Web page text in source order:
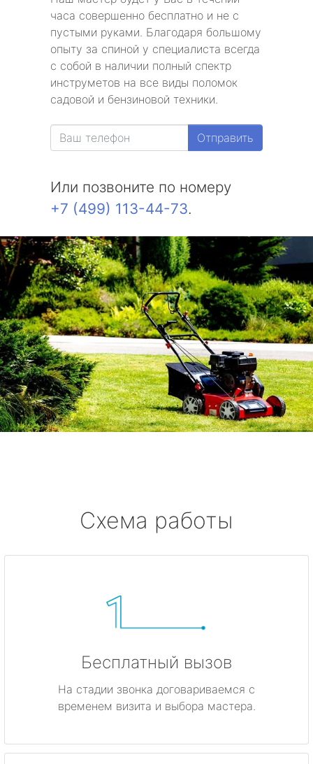
часа совершенно бесплатно и не с
пустыми руками. Благодаря большому
опыту за спиной у специалиста всегда
с собой в наличии полный спектр
инструметов на все виды поломок
садовой и бензиновой техники.
Отправить
Или позвоните по номеру
+7 (499) 113-44-73.
Схема работы
Бесплатный вызов
На стадии звонка договариваемся с
временем визита и выбора мастера.